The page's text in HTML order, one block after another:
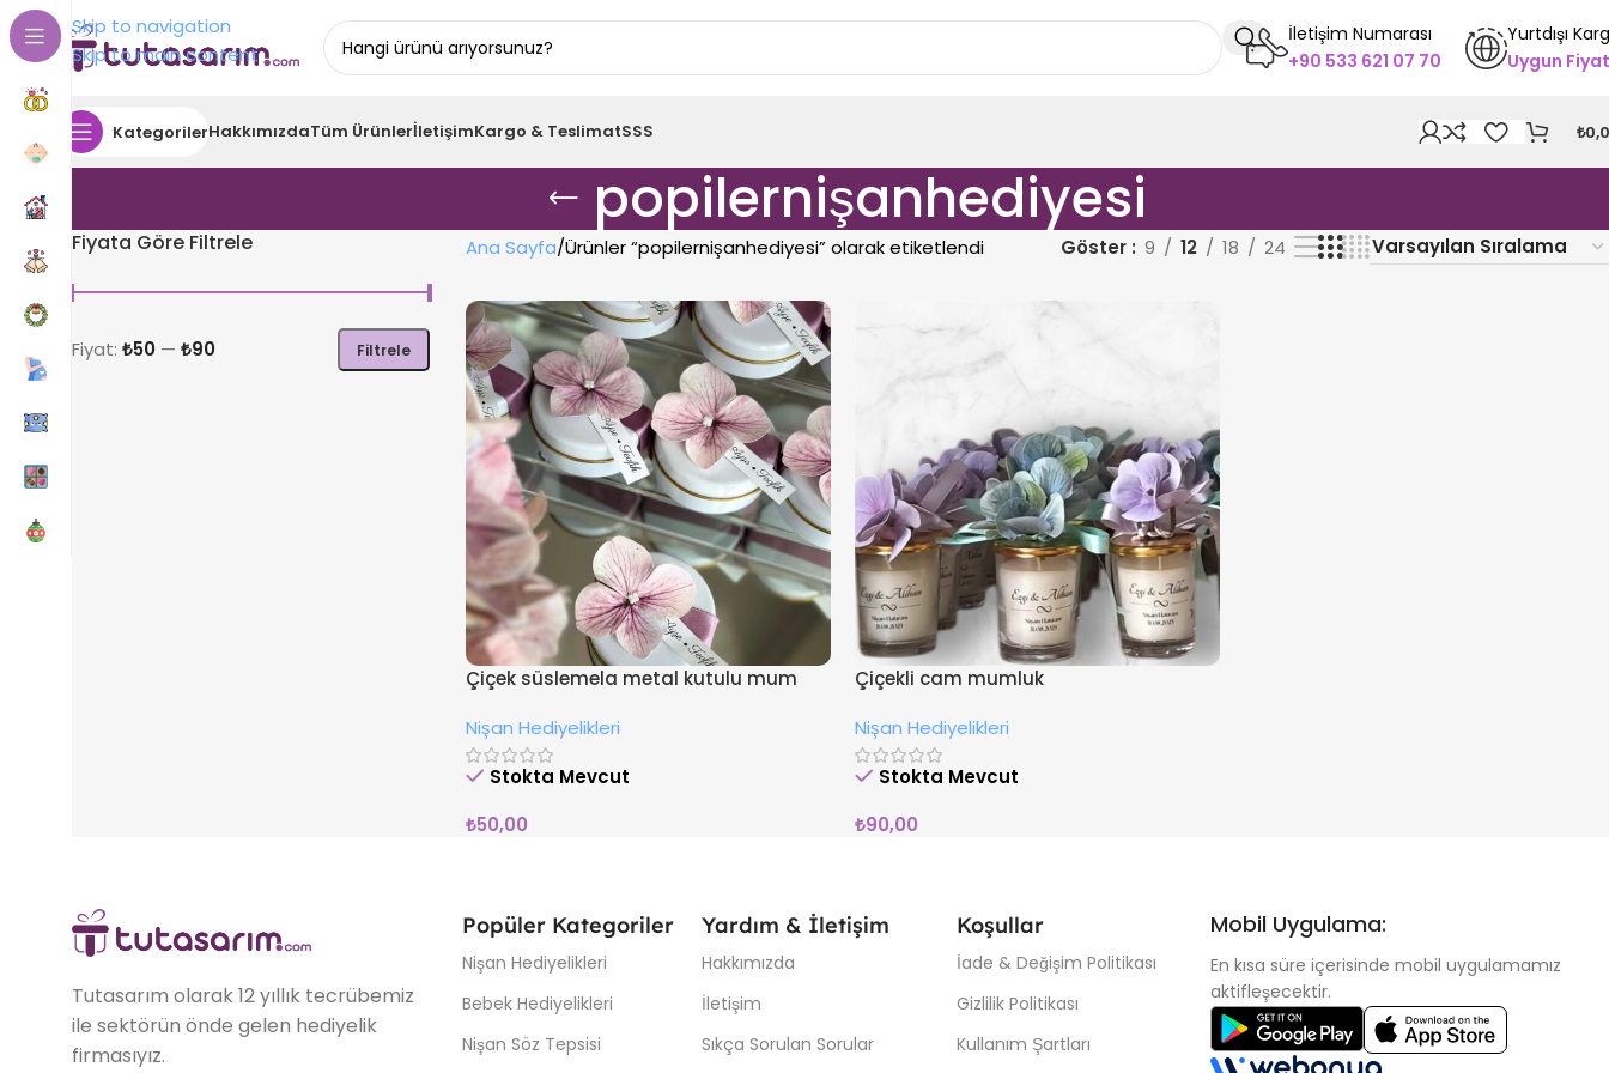
Skip to navigation
Skip to main content
İletişim Numarası
+90 533 621 07 70
Yurtdışı
Uygun Fiyat
KategorilerHakkımızdaTüm ÜrünlerİletişimKargo & TeslimatSSS ₺
popilernişanhediyesi
Fiyata Göre Filtrele
Filtrele
Fiyat: ₺50 — ₺90
Ana Sayfa Ürünler “popilernişanhediyesi” olarak etiketlendi Göster 9 12 18 24
Çiçek süslemela metal kutulu mum
Nişan Hediyelikleri
Stokta Mevcut
₺50,00
Çiçekli cam mumluk
Nişan Hediyelikleri
Stokta Mevcut
₺90,00
Tutasarım olarak 12 yıllık tecrübemiz
ile sektörün önde gelen hediyelik
firmasıyız.
Popüler Kategoriler
Nişan Hediyelikleri
Bebek Hediyelikleri
Nişan Söz Tepsisi
Yardım & İletişim
Hakkımızda
İletişim
Sıkça Sorulan Sorular
Koşullar
İade & Değişim Politikası
Gizlilik Politikası
Kullanım Şartları
Mobil Uygulama:
En kısa süre içerisinde mobil uygulamamız
aktifleşecektir.